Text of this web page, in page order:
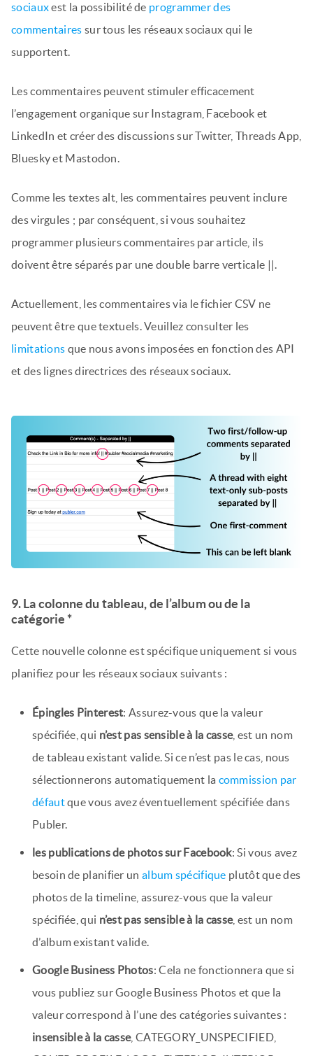
sociauxest la possibilité de programmer des
commentaires sur tous les réseaux sociaux qui le
supportent.
Les commentaires peuvent stimuler efficacement
l’engagement organique sur Instagram, Facebook et
LinkedIn et créer des discussions sur Twitter, Threads App,
Bluesky et Mastodon.
Comme les textes alt, les commentaires peuvent inclure
des virgules ; par conséquent, si vous souhaitez
programmer plusieurs commentaires par article, ils
doivent être séparés par une double barre verticale ||.
Actuellement, les commentaires via le fichier CSV ne
peuvent être que textuels. Veuillez consulter les
limitations que nous avons imposées en fonction des API
et des lignes directrices des réseaux sociaux.
9. La colonne du tableau, de l’album ou de la
catégorie *
Cette nouvelle colonne est spécifique uniquement si vous
planifiez pour les réseaux sociaux suivants :
Épingles Pinterest: Assurez-vous que la valeur
spécifiée, qui n’est pas sensible à la casse, est un nom
de tableau existant valide. Si ce n’est pas le cas, nous
sélectionnerons automatiquement la commission par
défautque vous avez éventuellement spécifiée dans
Publer.
les publications de photos sur Facebook: Si vous avez
besoin de planifier un album spécifique plutôt que des
photos de la timeline, assurez-vous que la valeur
spécifiée, qui n’est pas sensible à la casse, est un nom
d’album existant valide.
Google Business Photos: Cela ne fonctionnera que si
vous publiez sur Google Business Photos et que la
valeur correspond à l’une des catégories suivantes :
insensible à la casse, CATEGORY_UNSPECIFIED,